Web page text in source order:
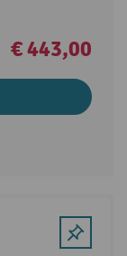
€ 443,00